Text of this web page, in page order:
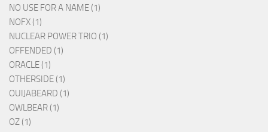
NO USE FOR A NAME (1)
NOFX (1)
NUCLEAR POWER TRIO (1)
OFFENDED (1)
ORACLE (1)
OTHERSIDE (1)
OUIJABEARD (1)
OWLBEAR (1)
OZ (1)